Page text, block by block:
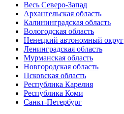
Весь Северо-Запад
Архангельская область
Калининградская область
Вологодская область
Ненецкий автономный округ
Ленинградская область
Мурманская область
Новгородская область
Псковская область
Республика Карелия
Республика Коми
Санкт-Петербург